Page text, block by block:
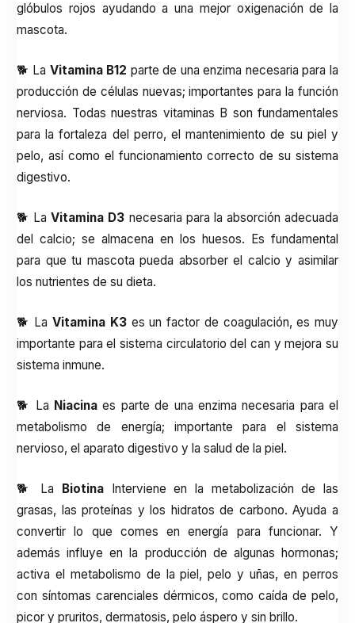
glóbulos rojos ayudando a una mejor oxigenación de la
mascota.
🐕 La Vitamina B12 parte de una enzima necesaria para la
producción de células nuevas; importantes para la función
nerviosa. Todas nuestras vitaminas B son fundamentales
para la fortaleza del perro, el mantenimiento de su piel y
pelo, así como el funcionamiento correcto de su sistema
digestivo.
🐕 LaVitamina D3 necesaria para la absorción adecuada
del calcio; se almacena en los huesos. Es fundamental
para que tu mascota pueda absorber el calcio y asimilar
los nutrientes de su dieta.
🐕 LaVitamina K3es un factor de coagulación, es muy
importante para el sistema circulatorio del can y mejora su
sistema inmune.
🐕 La Niacina es parte de una enzima necesaria para el
metabolismo de energía; importante para el sistema
nervioso, el aparato digestivo y la salud de la piel.
🐕 La Biotina Interviene en la metabolización de las
grasas, las proteínas y los hidratos de carbono. Ayuda a
convertir lo que comes en energía para funcionar. Y
además influye en la producción de algunas hormonas;
activa el metabolismo de la piel, pelo y uñas, en perros
con síntomas carenciales dérmicos, como caída de pelo,
picor y pruritos, dermatosis, pelo áspero y sin brillo.